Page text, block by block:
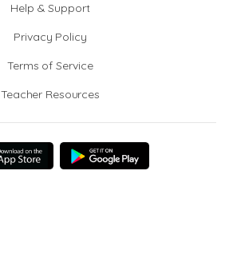
Help & Support
Privacy Policy
Terms of Service
Teacher Resources